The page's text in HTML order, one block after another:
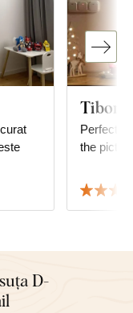
Perfect,
the
D-